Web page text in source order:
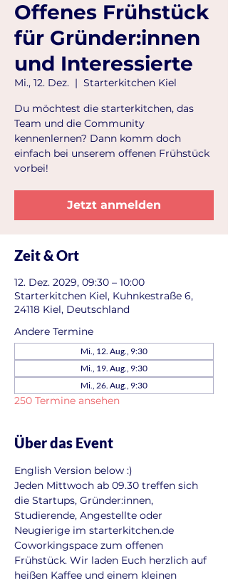
Offenes Frühstück
für Gründer:innen
und Interessierte
Mi., 12. Dez.
  |
Starterkitchen Kiel
Du möchtest die starterkitchen, das
Team und die Community
kennenlernen? Dann komm doch
einfach bei unserem offenen Frühstück
vorbei!
Jetzt anmelden
Zeit & Ort
12. Dez. 2029, 09:30 – 10:00
Starterkitchen Kiel, Kuhnkestraße 6,
24118 Kiel, Deutschland
Andere Termine
Mi., 12. Aug., 9:30
Mi., 19. Aug., 9:30
Mi., 26. Aug., 9:30
250 Termine ansehen
Über das Event
English Version below :)
Jeden Mittwoch ab 09.30 treffen sich
die Startups, Gründer:innen,
Studierende, Angestellte oder
Neugierige im starterkitchen.de
Coworkingspace zum offenen
Frühstück. Wir laden Euch herzlich auf
heißen Kaffee und einem kleinen